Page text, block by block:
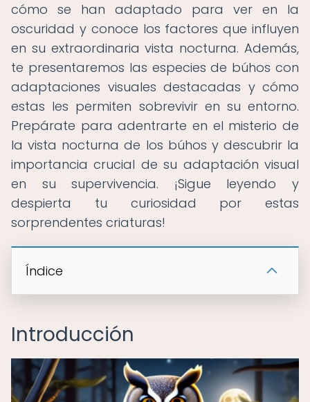
cómo se han adaptado para ver en la
oscuridad y conoce los factores que influyen
en su extraordinaria vista nocturna. Además,
te presentaremos las especies de búhos con
adaptaciones visuales destacadas y cómo
estas les permiten sobrevivir en su entorno.
Prepárate para adentrarte en el misterio de
la vista nocturna de los búhos y descubrir la
importancia crucial de su adaptación visual
en su supervivencia. ¡Sigue leyendo y
despierta tu curiosidad por estas
sorprendentes criaturas!
Índice
Introducción